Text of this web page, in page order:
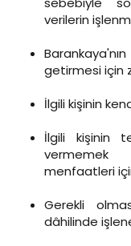
verilerin
getirmesi için
İlgili kişinin
İlgili kişinin
vermemek
menfaatleri
Gerekli
dâhilinde